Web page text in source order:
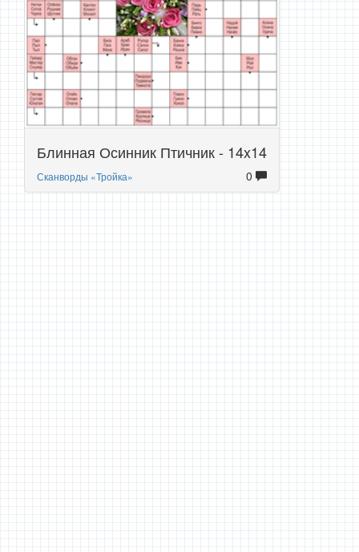
Блинная Осинник Птичник - 14x14
Сканворды «Тройка» 0